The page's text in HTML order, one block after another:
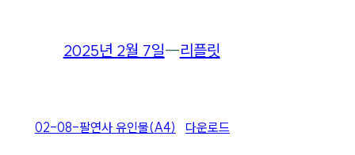
2025년 2월 7일―리플릿
02-08-팔연사 유인물(A4) 다운로드